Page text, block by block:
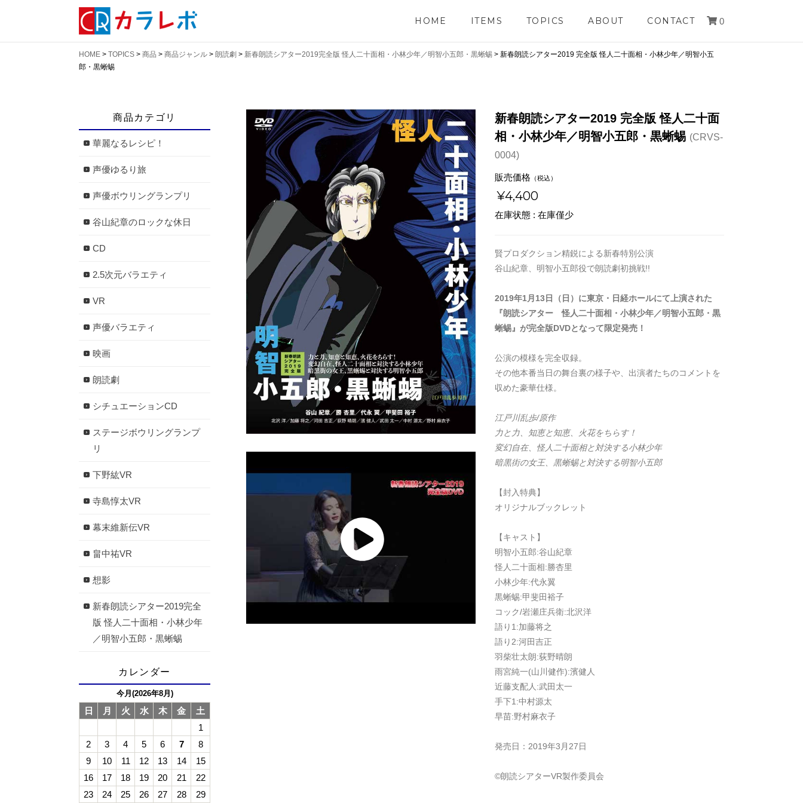
HOME ITEMS TOPICS ABOUT CONTACT 0
HOME > TOPICS > 商品 > 商品ジャンル > 朗読劇 > 新春朗読シアター2019完全版 怪人二十面相・小林少年／明智小五郎・黒蜥蜴 > 新春朗読シアター2019 完全版 怪人二十面相・小林少年／明智小五
郎・黒蜥蜴
新春朗読シアター2019 完全版 怪人二十面
相・小林少年／明智小五郎・黒蜥蜴 (CRVS-
0004)
販売価格 （税込）
¥4,400
在庫状態 : 在庫僅少
賢プロダクション精鋭による新春特別公演
谷山紀章、明智小五郎役で朗読劇初挑戦!!
2019年1月13日（日）に東京・日経ホールにて上演された
『朗読シアター 怪人二十面相・小林少年／明智小五郎・黒
蜥蜴』が完全版DVDとなって限定発売！
公演の模様を完全収録。
その他本番当日の舞台裏の様子や、出演者たちのコメントを
収めた豪華仕様。
江戸川乱歩/原作
力と力、知恵と知恵、火花をちらす！
変幻自在、怪人二十面相と対決する小林少年
暗黒街の女王、黒蜥蜴と対決する明智小五郎
【封入特典】
オリジナルブックレット
【キャスト】
明智小五郎:谷山紀章
怪人二十面相:勝杏里
小林少年:代永翼
黒蜥蜴:甲斐田裕子
コック/岩瀬庄兵衛:北沢洋
語り1:加藤将之
語り2:河田吉正
羽柴壮太朗:荻野晴朗
雨宮純一(山川健作):濱健人
近藤支配人:武田太一
手下1:中村源太
早苗:野村麻衣子
発売日：2019年3月27日
©朗読シアターVR製作委員会
商品カテゴリ
華麗なるレシピ！
声優ゆるり旅
声優ボウリングランプリ
谷山紀章のロックな休日
CD
2.5次元バラエティ
VR
声優バラエティ
映画
朗読劇
シチュエーションCD
ステージボウリングランプ
リ
下野紘VR
寺島惇太VR
幕末維新伝VR
畠中祐VR
想影
新春朗読シアター2019完全
版 怪人二十面相・小林少年
／明智小五郎・黒蜥蜴
カレンダー
今月(2026年8月)
日 月 火 水 木 金
土
1
2
3 4 5 6 7
8
9
10 11 12 13 14
15
16
17 18 19 20 21
22
23
24 25 26 27 28 29